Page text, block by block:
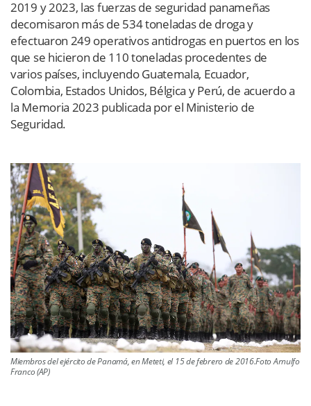
2019 y 2023, las fuerzas de seguridad panameñas
decomisaron más de 534 toneladas de droga y
efectuaron 249 operativos antidrogas en puertos en los
que se hicieron de 110 toneladas procedentes de
varios países, incluyendo Guatemala, Ecuador,
Colombia, Estados Unidos, Bélgica y Perú, de acuerdo a
la Memoria 2023 publicada por el Ministerio de
Seguridad.
Miembros del ejército de Panamá, en Meteti, el 15 de febrero de 2016.Foto Arnulfo
Franco (AP)